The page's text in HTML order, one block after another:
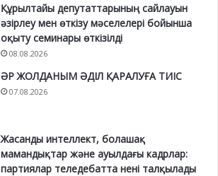
Құрылтайы депутаттарының сайлауын
әзірлеу мен өткізу мәселелері бойынша
оқыту семинары өткізілді
08.08.2026
ӘР ЖОЛДАНЫМ ӘДІЛ ҚАРАЛУҒА ТИІС
07.08.2026
Жасанды интеллект, болашақ
мамандықтар және ауылдағы кадрлар:
партиялар теледебатта нені талқылады